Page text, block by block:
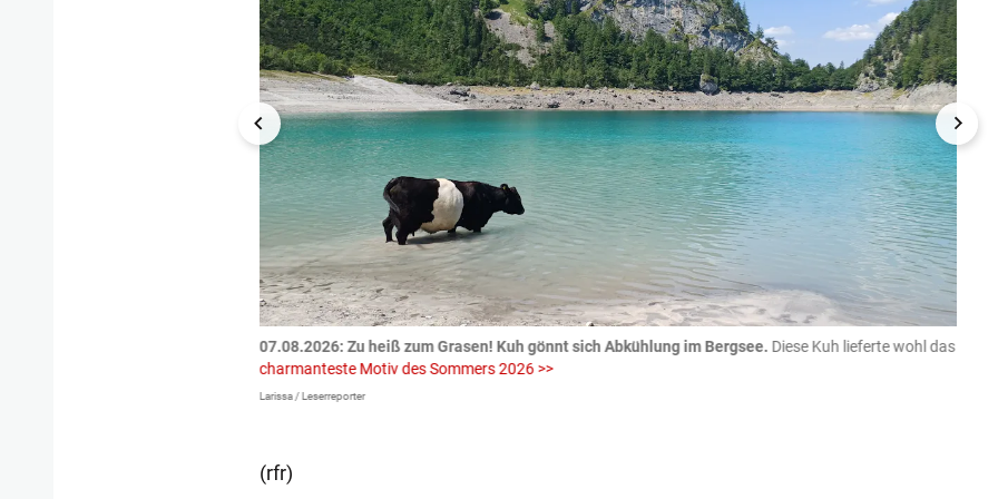
07.08.2026: Zu heiß zum Grasen! Kuh gönnt sich Abkühlung im Bergsee. Diese Kuh lieferte wohl das
charmanteste Motiv des Sommers 2026 >>
Larissa / Leserreporter
(rfr)